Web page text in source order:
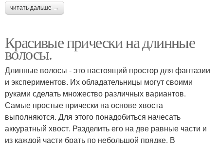
читать дальше →
Красивые прически на длинные
волосы.
Длинные волосы - это настоящий простор для фантазии
и экспериментов. Их обладательницы могут своими
руками сделать множество различных вариантов.
Самые простые прически на основе хвоста
выполняются. Для этого понадобиться начесать
аккуратный хвост. Разделить его на две равные части и
из каждой части брать по небольшой прядке. В